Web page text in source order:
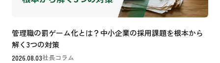
管理職の罰ゲーム化とは？中小企業の採用課題を根本から
解く3つの対策
2026.08.03社長コラム